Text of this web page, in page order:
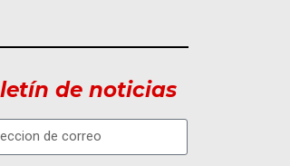
de noticias